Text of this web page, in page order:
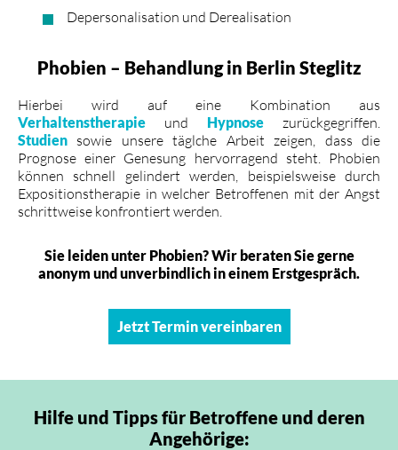
Depersonalisation und Derealisation
Phobien – Behandlung in Berlin Steglitz
Hierbei wird auf eine Kombination aus
Verhaltenstherapie und Hypnose zurückgegriffen.
Studien sowie unsere täglche Arbeit zeigen, dass die
Prognose einer Genesung hervorragend steht. Phobien
können schnell gelindert werden, beispielsweise durch
Expositionstherapie in welcher Betroffenen mit der Angst
schrittweise konfrontiert werden.
Sie leiden unter Phobien? Wir beraten Sie gerne
anonym und unverbindlich in einem Erstgespräch.
Jetzt Termin vereinbaren
Hilfe und Tipps für Betroffene und deren
Angehörige: